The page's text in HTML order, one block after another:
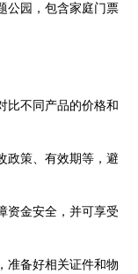
公园，包含家庭门票
比不同产品的价格和
政策、有效期等，避
资金安全，并可享受
准备好相关证件和物